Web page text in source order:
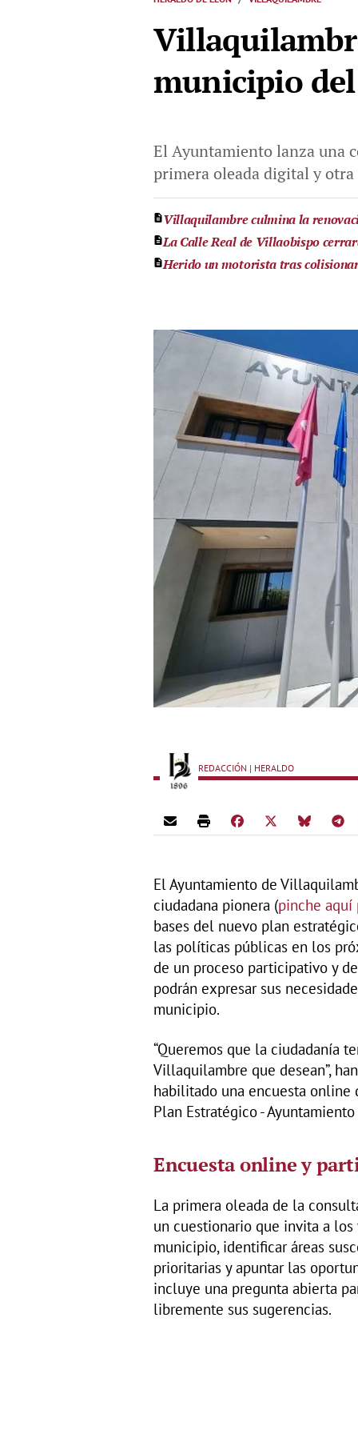
municipio
El Ayuntamiento lanza una
primera oleada digital y
Villaquilambre culmina la
La Calle Real de Villaobispo
Herido un motorista tras
REDACCIÓN | HERALDO
El Ayuntamiento de
ciudadana pionera (pinche aquí
bases del nuevo plan
las políticas públicas en los
de un proceso participativo y
podrán expresar sus
municipio.
“Queremos que la ciudadanía
Villaquilambre que desean”,
habilitado una encuesta
Plan Estratégico -
Encuesta online y
La primera oleada de la
un cuestionario que invita a
municipio, identificar áreas
prioritarias y apuntar las
incluye una pregunta abierta
libremente sus sugerencias.